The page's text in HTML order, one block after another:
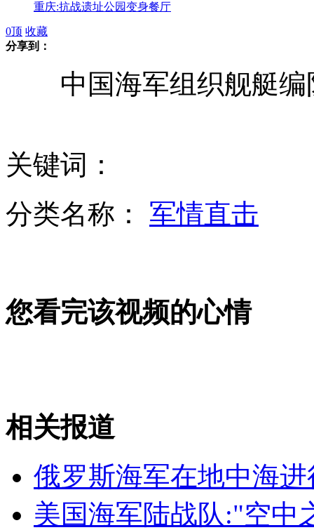
重庆:抗战遗址公园变身餐厅
骨髓捐献者最后反悔 好心者急救
实拍:俄自由民主党主席遭扔酸菜叶
实拍椋鸟迁徙 变换造型如电脑特技
拍客：乡村牛人用头劈开砖头
山西运城恶犬咬伤多人 警民合力深夜将其击毙
0顶 收藏
分享到：
中国海军组织舰艇编
关键词：
分类名称： 军情直击
您看完该视频的心情
相关报道
俄罗斯海军在地中海
美国海军陆战队:"空中